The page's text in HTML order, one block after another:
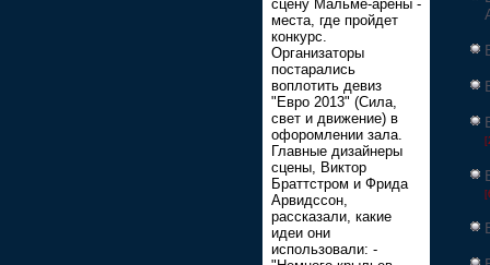
сцену Мальмё-арены -
места, где пройдет
конкурс.
Организаторы
постарались
воплотить девиз
"Евро 2013" (Сила,
свет и движение) в
офоромлении зала.
Главные дизайнеры
сцены, Виктор
Браттстром и Фрида
Арвидссон,
рассказали, какие
идеи они
использовали: -